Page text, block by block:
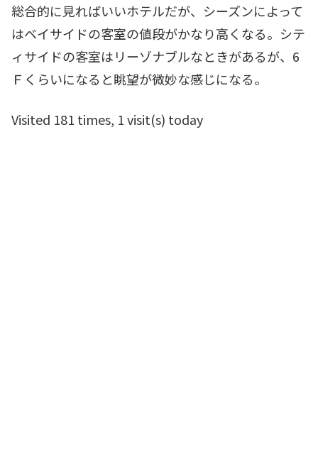
総合的に見ればいいホテルだが、シーズンによって
はベイサイドの客室の値段がかなり高くなる。シテ
ィサイドの客室はリーゾナブルなときがあるが、6
Ｆくらいになると眺望が微妙な感じになる。
Visited 181 times, 1 visit(s) today